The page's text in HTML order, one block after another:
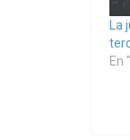
La
En